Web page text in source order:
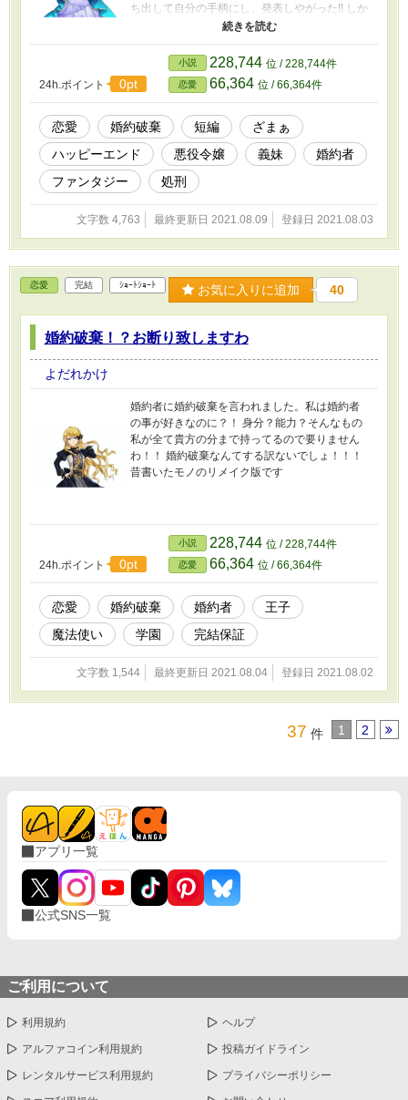
ち出して自分の手柄にし、発表しやがった!! しか
も、お父様がコイツに気を配りまくるから使用
人達も私よりも優遇するしー！ 婚約者は取ら
れ、手柄も奪われ........それなら盛大に弾けて頂
きますわ！ お気に入り、感想お願いします〜！
24h.ポイント
0pt
小説 228,744 位 / 228,744件
恋愛 66,364 位 / 66,364件
恋愛 婚約破棄 短編
ざまぁ
ハッピーエンド
悪役令嬢 義妹
婚約者
ファンタジー
処刑
文字数 4,763 最終更新日 2021.08.09 登録日 2021.08.03
恋愛 完結 ｼｮｰﾄｼｮｰﾄ お気に入りに追加 40
婚約破棄！？お断り致しますわ
よだれかけ
婚約者に婚約破棄を言われました。私は婚約者
の事が好きなのに？！ 身分？能力？そんなもの
私が全て貴方の分まで持ってるので要りません
わ！！ 婚約破棄なんてする訳ないでしょ！！！
昔書いたモノのリメイク版です
24h.ポイント 0pt
小説 228,744 位 / 228,744件
恋愛 66,364 位 / 66,364件
恋愛 婚約破棄 婚約者
王子
魔法使い
学園 完結保証
文字数 1,544 最終更新日 2021.08.04 登録日 2021.08.02
37 件 1 2
アプリ一覧
公式SNS一覧
ご利用について
利用規約 ヘルプ
アルファコイン利用規約 投稿ガイドライン
レンタルサービス利用規約 プライバシーポリシー